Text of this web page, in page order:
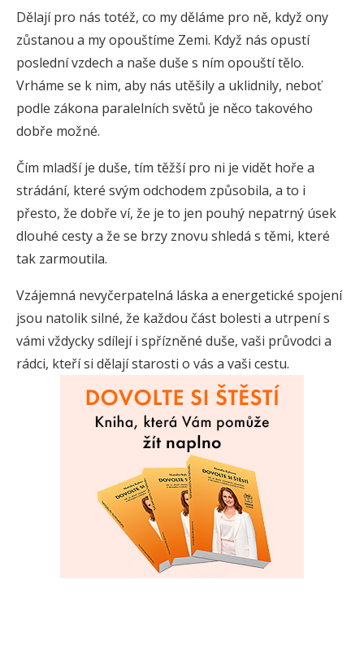
Dělají pro nás totéž, co my děláme pro ně, když ony
zůstanou a my opouštíme Zemi. Když nás opustí
poslední vzdech a naše duše s ním opouští tělo.
Vrháme se k nim, aby nás utěšily a uklidnily, neboť
podle zákona paralelních světů je něco takového
dobře možné.
Čím mladší je duše, tím těžší pro ni je vidět hoře a
strádání, které svým odchodem způsobila, a to i
přesto, že dobře ví, že je to jen pouhý nepatrný úsek
dlouhé cesty a že se brzy znovu shledá s těmi, které
tak zarmoutila.
Vzájemná nevyčerpatelná láska a energetické spojení
jsou natolik silné, že každou část bolesti a utrpení s
vámi vždycky sdílejí i spřízněné duše, vaši průvodci a
rádci, kteří si dělají starosti o vás a vaši cestu.